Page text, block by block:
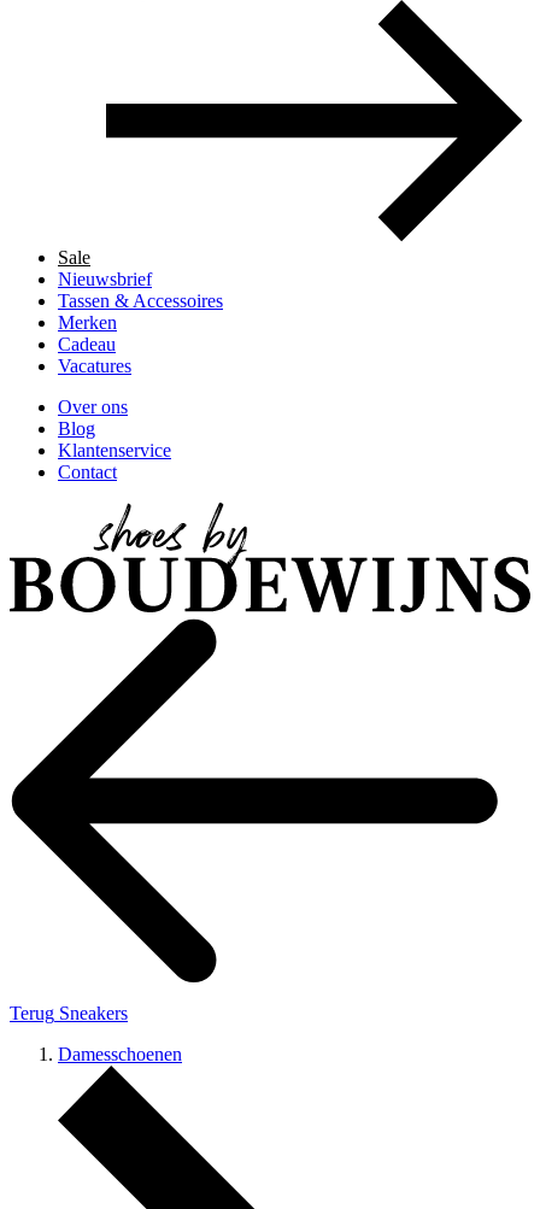
Sale
Nieuwsbrief
Tassen & Accessoires
Merken
Cadeau
Vacatures
Over ons
Blog
Klantenservice
Contact
Terug Sneakers
Damesschoenen